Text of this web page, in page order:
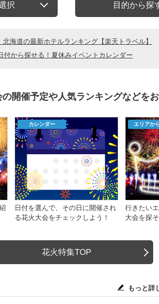
択 目的から探
海道の最新ホテルランキング【楽天トラベル】
付から探せる！夏休みイベントカレンダー
の開催予定や人気ランキングなどをお
カレンダー
日付を選んで、その日に開催され
る花火大会をチェックしよう！
エリアか
行きたい
大会を探そ
花火特集TOP
もっと詳